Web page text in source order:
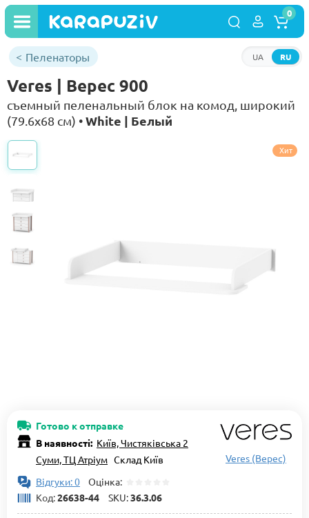
RU
UA
0
Пеленаторы
Veres | Верес 900
съемный пеленальный блок на комод, широкий
(79.6х68 см) •White | Белый
Хит
Готово к отправке
В наявності: Київ, Чистяківська 2
Суми, ТЦ Атріум Склад Київ
Відгуки: 0 Оцінка:
Код:26638-44 SKU:36.3.06
Veres (Верес)